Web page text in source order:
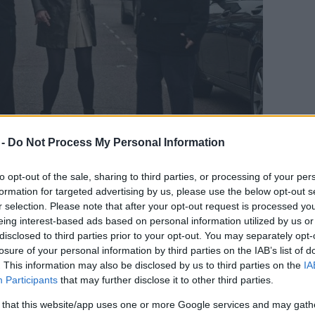
Do Not Process My Personal Information
opt-out of the sale, sharing to third parties, or processing of your
for targeted advertising by us, please use the below opt-out
selection. Please note that after your opt-out request is processed
interest-based ads based on personal information utilized by us
to third parties prior to your opt-out. You may separately
of your personal information by third parties on the IAB’s list of
This information may also be disclosed by us to third parties on the
Participants that may further disclose it to other third parties.
that this website/app uses one or more Google services and may
(Fotó: balnabudapest.hu)
felől érkezett, Balanescu a klasszikus
kísérletező, improvizációs képességük miatt
Közös fellépéseik története másfél évtizeddel
amikor előbb a szabadkai városházán, majd a
később újráztak a Zeneakadémián, tavaly
idén májusban a budapesti A38-on volt